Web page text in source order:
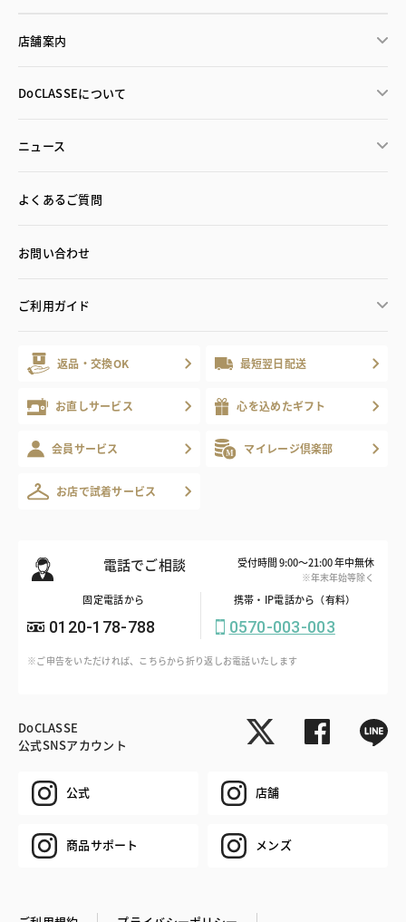
店舗案内
DoCLASSEについて
ニュース
よくあるご質問
お問い合わせ
ご利用ガイド
返品・交換OK 最短翌日配送
お直しサービス 心を込めたギフト
会員サービス マイレージ倶楽部
お店で試着サービス
電話でご相談 受付時間 9:00～21:00 年中無休
※年末年始等除く
固定電話から
0120-178-788
携帯・IP電話から（有料）
0570-003-003
※ご申告をいただければ、こちらから折り返しお電話いたします
DoCLASSE
公式SNSアカウント
公式 店舗
商品サポート メンズ